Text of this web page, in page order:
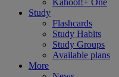
Kahoot!+ One
Study
Flashcards
Study Habits
Study Groups
Available plans
More